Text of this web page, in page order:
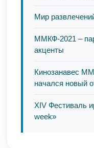
Мир
ММКФ-2021 –
акценты
Кинозанавес
начался новый
XIV Фестиваль
week»